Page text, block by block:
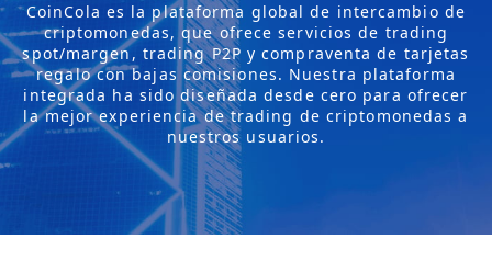
CoinCola es la plataforma global de intercambio de
criptomonedas, que ofrece servicios de trading
spot/margen, trading P2P y compraventa de tarjetas
regalo con bajas comisiones. Nuestra plataforma
integrada ha sido diseñada desde cero para ofrecer
la mejor experiencia de trading de criptomonedas a
nuestros usuarios.